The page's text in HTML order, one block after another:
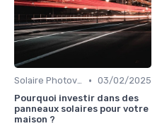
Solaire Photovoltaïque et Thermique • 03/02/2025
Pourquoi investir dans des
panneaux solaires pour votre
maison ?